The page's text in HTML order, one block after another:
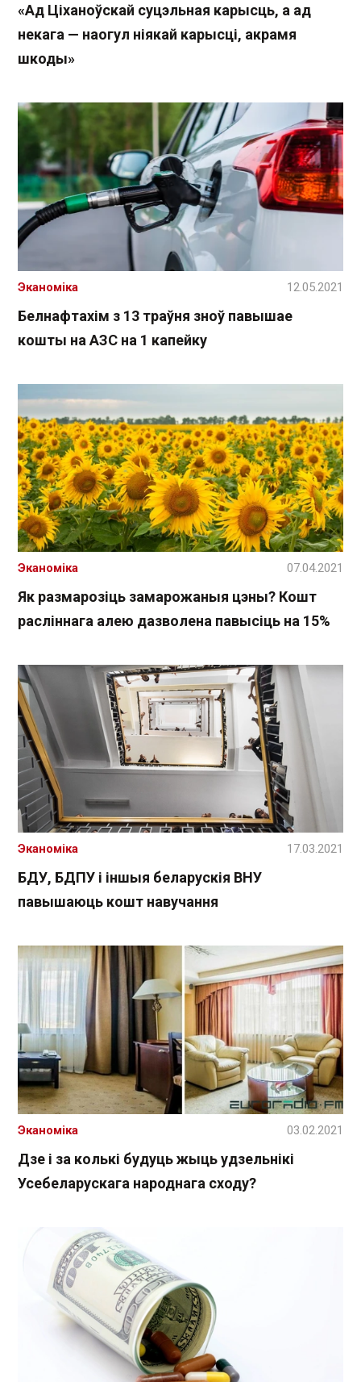
«Ад Ціханоўскай суцэльная карысць, а ад
некага — наогул ніякай карысці, акрамя
шкоды»
Белнафтахім з 13 траўня зноў павышае
кошты на АЗС на 1 капейку
Эканоміка 12.05.2021
Як размарозіць замарожаныя цэны? Кошт
расліннага алею дазволена павысіць на 15%
Эканоміка 07.04.2021
БДУ, БДПУ і іншыя беларускія ВНУ
павышаюць кошт навучання
Эканоміка 17.03.2021
Дзе і за колькі будуць жыць удзельнікі
Усебеларускага народнага сходу?
Эканоміка 03.02.2021